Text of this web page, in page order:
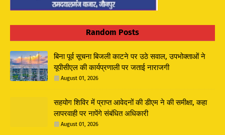
Random Posts
बिना पूर्व सूचना बिजली काटने पर उठे सवाल, उपभोक्ताओं ने
यूपीसीएल की कार्यप्रणाली पर जताई नाराजगी
August 01, 2026
सहयोग शिविर में प्राप्त आवेदनों की डीएम ने की समीक्षा, कहा
लापरवाही पर नापेंगे संबंधित अधिकारी
August 01, 2026